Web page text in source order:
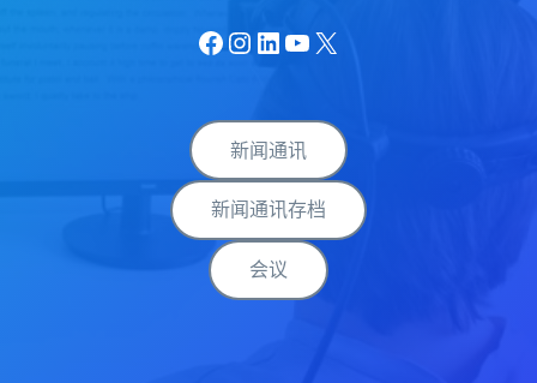
Facebook
Instagram
LinkedIn
YouTube
X
新闻通讯
新闻通讯存档
会议